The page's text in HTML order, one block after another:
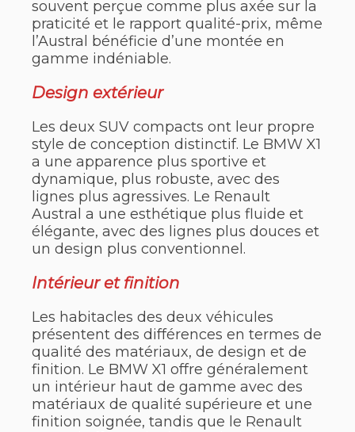
souvent perçue comme plus axée sur la
praticité et le rapport qualité-prix, même
l’Austral bénéficie d’une montée en
gamme indéniable.
Design extérieur
Les deux SUV compacts ont leur propre
style de conception distinctif. Le BMW X1
a une apparence plus sportive et
dynamique, plus robuste, avec des
lignes plus agressives. Le Renault
Austral a une esthétique plus fluide et
élégante, avec des lignes plus douces et
un design plus conventionnel.
Intérieur et finition
Les habitacles des deux véhicules
présentent des différences en termes de
qualité des matériaux, de design et de
finition. Le BMW X1 offre généralement
un intérieur haut de gamme avec des
matériaux de qualité supérieure et une
finition soignée, tandis que le Renault